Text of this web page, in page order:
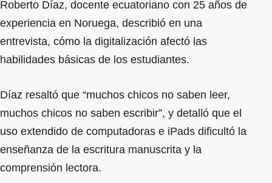
Roberto Díaz, docente ecuatoriano con 25 años de
experiencia en Noruega, describió en una
entrevista, cómo la digitalización afectó las
habilidades básicas de los estudiantes.
Díaz resaltó que “muchos chicos no saben leer,
muchos chicos no saben escribir”, y detalló que el
uso extendido de computadoras e iPads dificultó la
enseñanza de la escritura manuscrita y la
comprensión lectora.